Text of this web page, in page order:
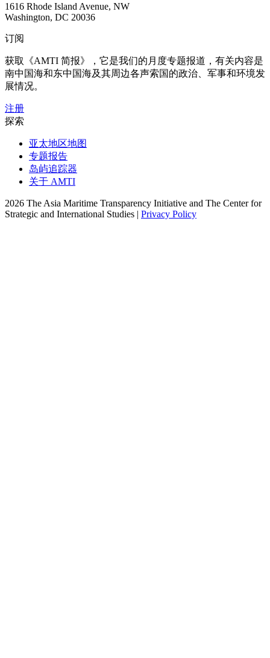
1616 Rhode Island Avenue, NW
Washington, DC 20036
订阅
获取《AMTI 简报》，它是我们的月度专题报道，有关内容是
南中国海和东中国海及其周边各声索国的政治、军事和环境发
展情况。
注册
探索
亚太地区地图
专题报告
岛屿追踪器
关于 AMTI
2026 The Asia Maritime Transparency Initiative and The Center for
Strategic and International Studies | Privacy Policy